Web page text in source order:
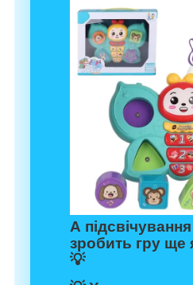
А
зробить гру ще
💡